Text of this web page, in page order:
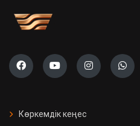
Көркемдік кеңес